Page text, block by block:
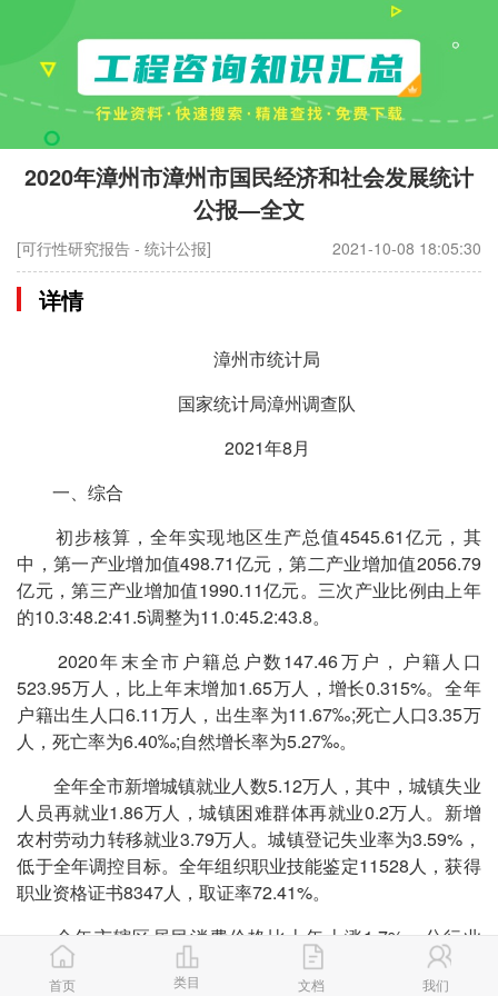
2020年漳州市漳州市国民经济和社会发展统计
公报—全文
[可行性研究报告 - 统计公报] 2021-10-08 18:05:30
详情
漳州市统计局
国家统计局漳州调查队
2021年8月
一、综合
初步核算，全年实现地区生产总值4545.61亿元，其
中，第一产业增加值498.71亿元，第二产业增加值2056.79
亿元，第三产业增加值1990.11亿元。三次产业比例由上年
的10.3:48.2:41.5调整为11.0:45.2:43.8。
2020年末全市户籍总户数147.46万户，户籍人口
523.95万人，比上年末增加1.65万人，增长0.315%。全年
户籍出生人口6.11万人，出生率为11.67‰;死亡人口3.35万
人，死亡率为6.40‰;自然增长率为5.27‰。
全年全市新增城镇就业人数5.12万人，其中，城镇失业
人员再就业1.86万人，城镇困难群体再就业0.2万人。新增
农村劳动力转移就业3.79万人。城镇登记失业率为3.59%，
低于全年调控目标。全年组织职业技能鉴定11528人，获得
职业资格证书8347人，取证率72.41%。
全年市辖区居民消费价格比上年上涨1.7%，分行业
看，食品烟酒类价格上涨6.6%，衣着类价格下降1.6%，居
住类价格下降0.5%，生活用品及服务价格类下降0.9%，交
首页 类目 文档 我们